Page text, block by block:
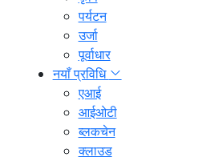
पर्यटन
उर्जा
पूर्वाधार
नयाँ प्रविधि
एआई
आईओटी
ब्लकचेन
क्लाउड